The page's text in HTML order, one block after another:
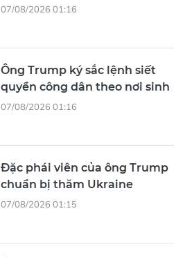
07/08/2026 01:16
Ông Trump ký sắc lệnh siết
quyền công dân theo nơi sinh
07/08/2026 01:16
Đặc phái viên của ông Trump
chuẩn bị thăm Ukraine
07/08/2026 01:15